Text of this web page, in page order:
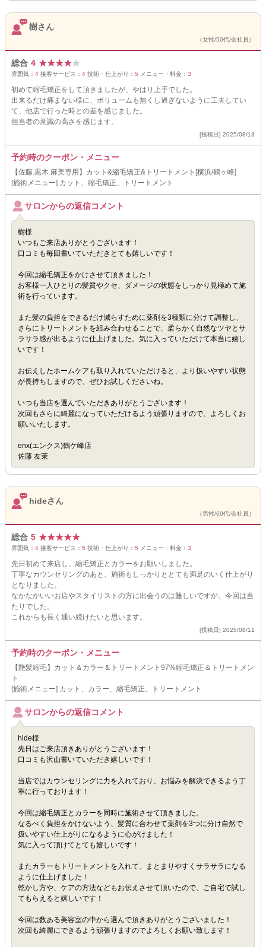
樹さん
（女性/50代/会社員）
総合 4 ★★★★★
雰囲気： 4 接客サービス： 4 技術・仕上がり： 5 メニュー・料金： 3
初めて縮毛矯正をして頂きましたが、やはり上手でした。
出来るだけ痛まない様に、ボリュームも無くし過ぎないように工夫してい
て、他店で行った時との差を感じました。
担当者の意識の高さを感じます。
[投稿日] 2025/08/13
予約時のクーポン・メニュー
【佐藤.黒木.麻美専用】カット&縮毛矯正&トリートメント[横浜/鶴ヶ峰]
[施術メニュー] カット、縮毛矯正、トリートメント
サロンからの返信コメント
樹様
いつもご来店ありがとうございます！
口コミも毎回書いていただきとても嬉しいです！
今回は縮毛矯正をかけさせて頂きました！
お客様一人ひとりの髪質やクセ、ダメージの状態をしっかり見極めて施
術を行っています。
また髪の負担をできるだけ減らすために薬剤を3種類に分けて調整し、
さらにトリートメントを組み合わせることで、柔らかく自然なツヤとサ
ラサラ感が出るように仕上げました。気に入っていただけて本当に嬉し
いです！
お伝えしたホームケアも取り入れていただけると、より扱いやすい状態
が長持ちしますので、ぜひお試しくださいね。
いつも当店を選んでいただきありがとうございます！
次回もさらに綺麗になっていただけるよう頑張りますので、よろしくお
願いいたします。
enx(エンクス)鶴ケ峰店
佐藤 友茉
hideさん
（男性/60代/会社員）
総合 5 ★★★★★
雰囲気： 4 接客サービス： 5 技術・仕上がり： 5 メニュー・料金： 3
先日初めて来店し、縮毛矯正とカラーをお願いしました。
丁寧なカウンセリングのあと、施術もしっかりととても満足のいく仕上がり
となりました。
なかなかいいお店やスタイリストの方に出会うのは難しいですが、今回は当
たりでした。
これからも長く通い続けたいと思います。
[投稿日] 2025/08/11
予約時のクーポン・メニュー
【艶髪縮毛】カット＆カラー＆トリートメント97%縮毛矯正＆トリートメン
ト
[施術メニュー] カット、カラー、縮毛矯正、トリートメント
サロンからの返信コメント
hide様
先日はご来店頂きありがとうございます！
口コミも沢山書いていただき嬉しいです！
当店ではカウンセリングに力を入れており、お悩みを解決できるよう丁
寧に行っております！
今回は縮毛矯正とカラーを同時に施術させて頂きました。
なるべく負担をかけないよう、髪質に合わせて薬剤を3つに分け自然で
扱いやすい仕上がりになるように心がけました！
気に入って頂けてとても嬉しいです！
またカラーもトリートメントを入れて、まとまりやすくサラサラになる
ように仕上げました！
乾かし方や、ケアの方法などもお伝えさせて頂いたので、ご自宅で試し
てもらえると嬉しいです！
今回は数ある美容室の中から選んで頂きありがとうございました！
次回も綺麗にできるよう頑張りますのでよろしくお願い致します！